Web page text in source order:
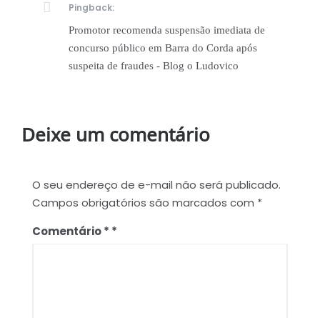
Pingback:
Promotor recomenda suspensão imediata de
concurso público em Barra do Corda após
suspeita de fraudes - Blog o Ludovico
Deixe um comentário
O seu endereço de e-mail não será publicado.
Campos obrigatórios são marcados com *
Comentário*